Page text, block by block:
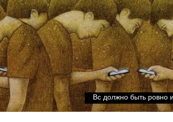
Вс должно быть ровно